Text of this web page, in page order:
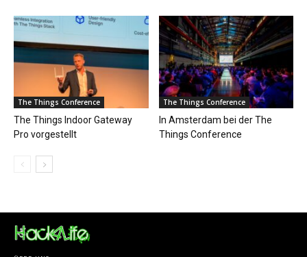
The Things Conference
The Things Indoor Gateway
Pro vorgestellt
The Things Conference
In Amsterdam bei der The
Things Conference